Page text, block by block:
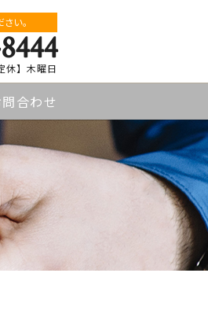
い。
休】木曜日
問合わせ